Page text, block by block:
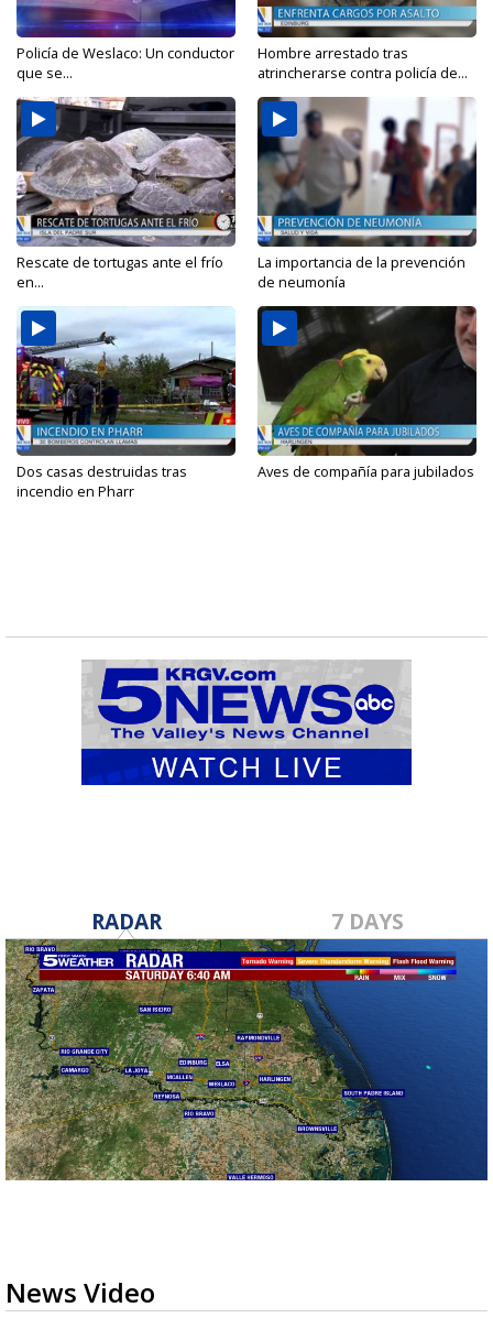
Policía de Weslaco: Un conductor
que se...
Hombre arrestado tras
atrincherarse contra policía de...
Rescate de tortugas ante el frío
en...
La importancia de la prevención
de neumonía
Dos casas destruidas tras
incendio en Pharr
Aves de compañía para jubilados
RADAR 7 DAYS
News Video